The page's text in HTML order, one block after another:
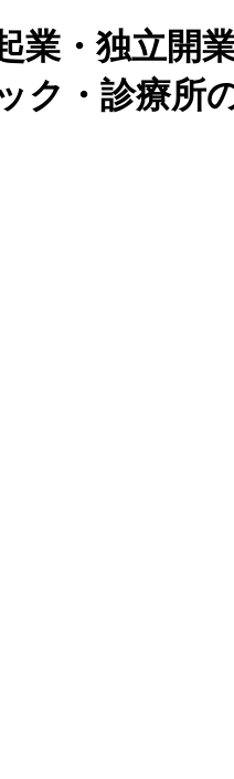
・独立開
ク・診療所